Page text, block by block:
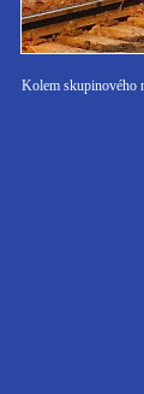
Kolem skupinového